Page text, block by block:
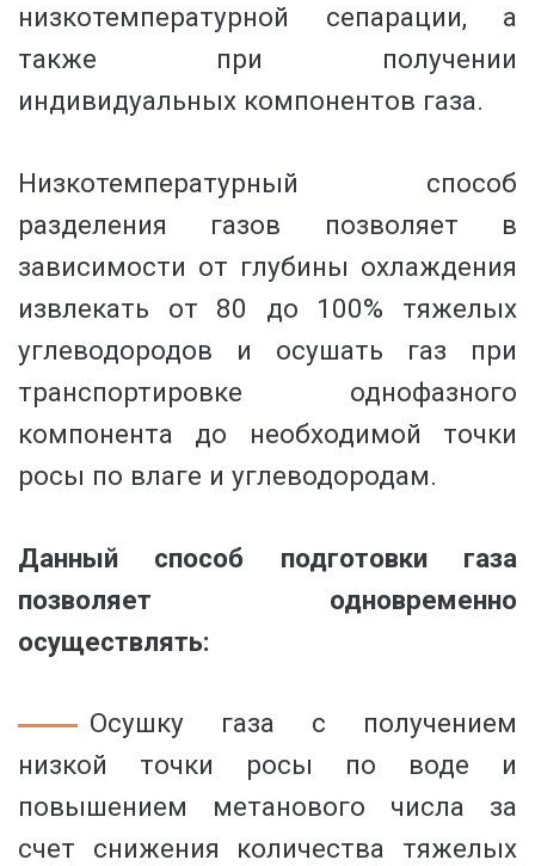
низкотемпературной сепарации, а
также при получении
индивидуальных компонентов газа.
Низкотемпературный способ
разделения газов позволяет в
зависимости от глубины охлаждения
извлекать от 80 до 100% тяжелых
углеводородов и осушать газ при
транспортировке однофазного
компонента до необходимой точки
росы по влаге и углеводородам.
Данный способ подготовки газа
позволяет одновременно
осуществлять:
Осушку газа с получением
низкой точки росы по воде и
повышением метанового числа за
счет снижения количества тяжелых